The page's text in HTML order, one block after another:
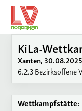
KiLa-
Xanten, 30.08.2025
6.2.3 Bezirksoffene
Wettkampfstätte: